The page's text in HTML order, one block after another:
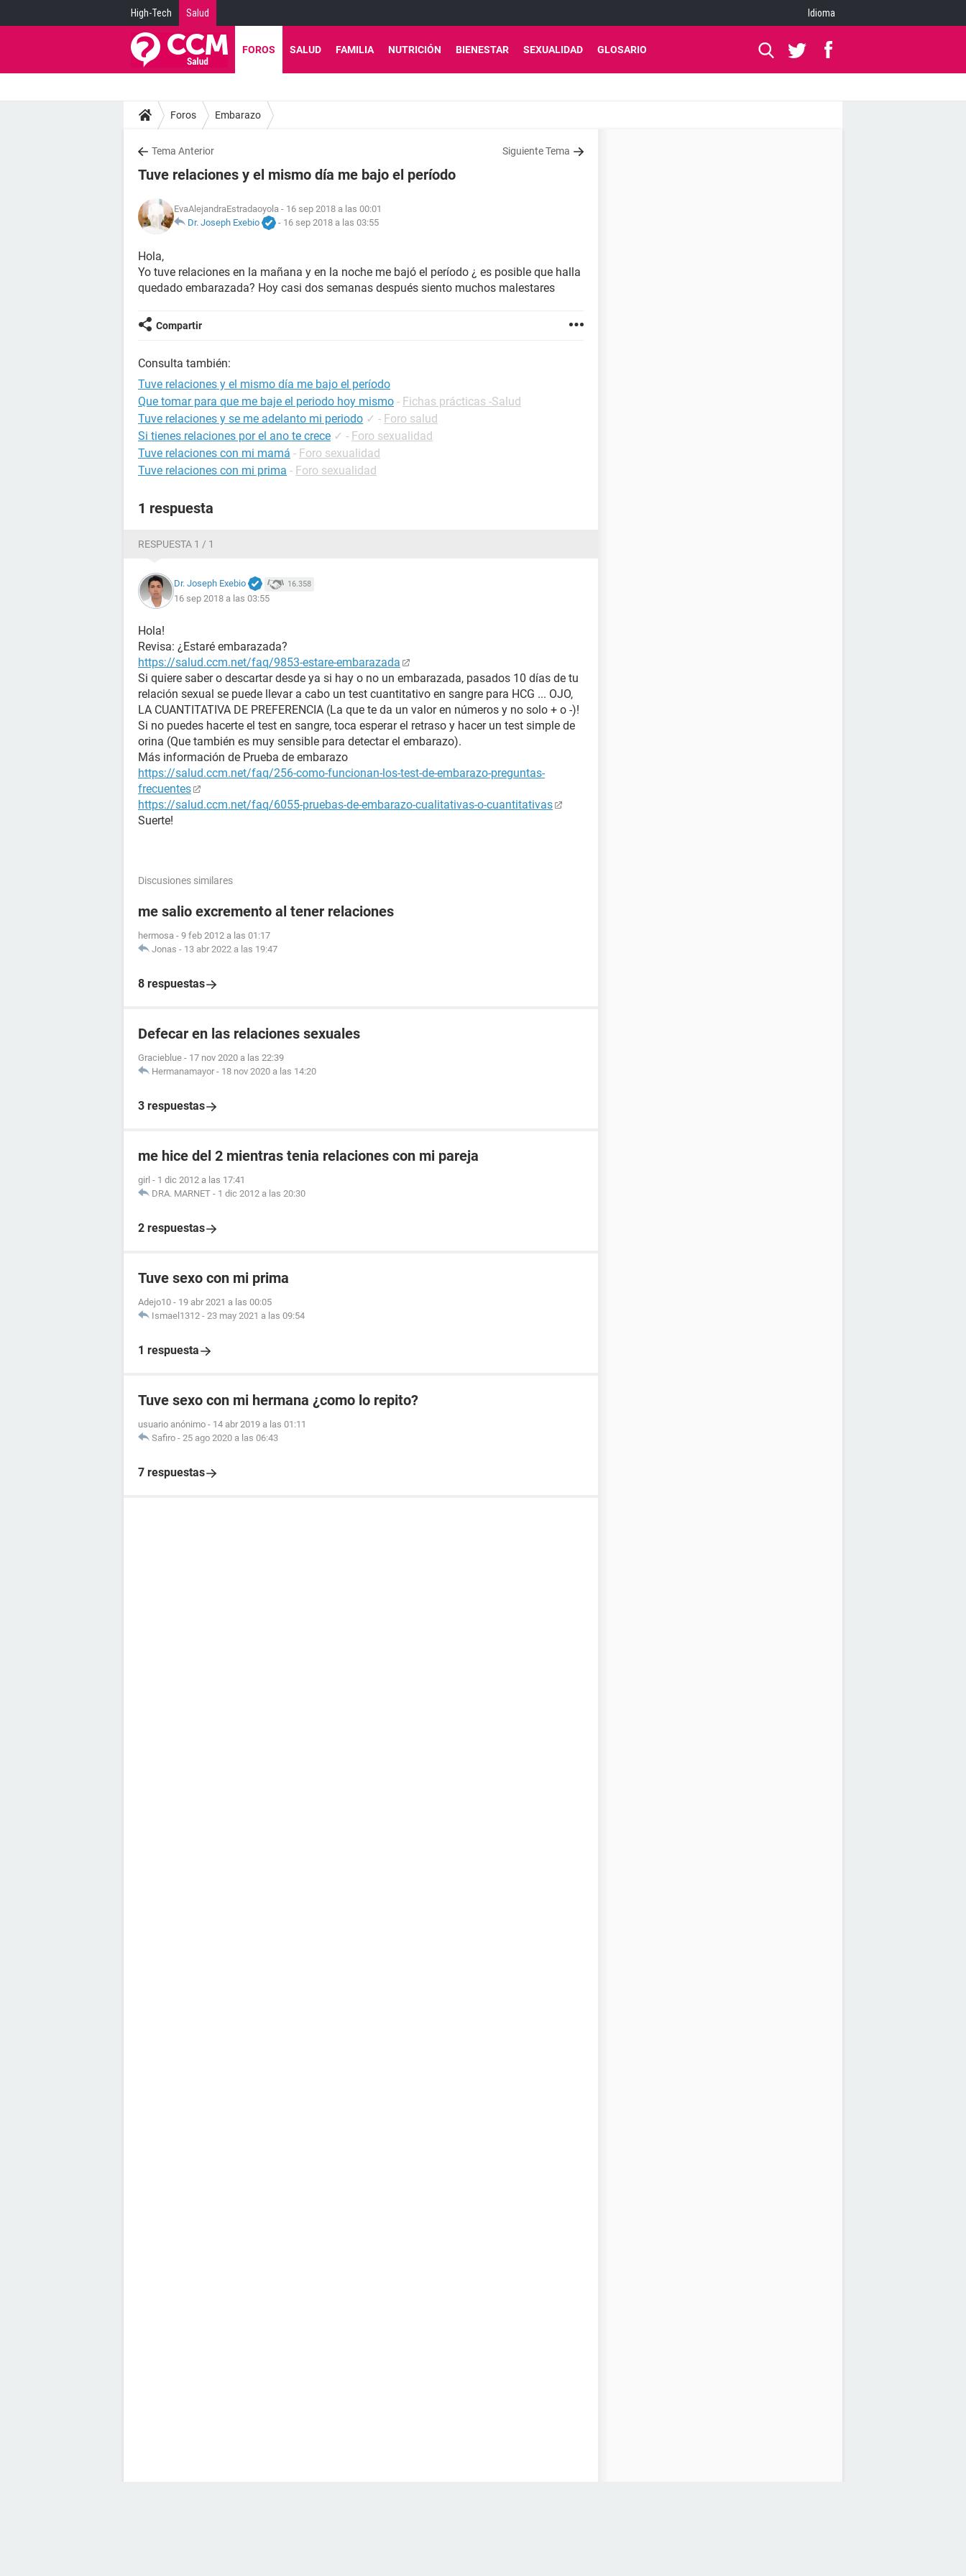
High-Tech Salud Idioma
FOROS SALUD FAMILIA NUTRICIÓN BIENESTAR SEXUALIDAD GLOSARIO
Foros Embarazo
Tema Anterior Siguiente Tema
Tuve relaciones y el mismo día me bajo el período
EvaAlejandraEstradaoyola - 16 sep 2018 a las 00:01
Dr. Joseph Exebio
- 16 sep 2018 a las 03:55
Hola,
Yo tuve relaciones en la mañana y en la noche me bajó el período ¿ es posible que halla
quedado embarazada? Hoy casi dos semanas después siento muchos malestares
Compartir
Consulta también:
Tuve relaciones y el mismo día me bajo el período
Que tomar para que me baje el periodo hoy mismo - Fichas prácticas -Salud
Tuve relaciones y se me adelanto mi periodo ✓ - Foro salud
Si tienes relaciones por el ano te crece ✓ - Foro sexualidad
Tuve relaciones con mi mamá - Foro sexualidad
Tuve relaciones con mi prima - Foro sexualidad
1 respuesta
RESPUESTA 1 / 1
Dr. Joseph Exebio 16.358
16 sep 2018 a las 03:55
Hola!
Revisa: ¿Estaré embarazada?
https://salud.ccm.net/faq/9853-estare-embarazada
Si quiere saber o descartar desde ya si hay o no un embarazada, pasados 10 días de tu
relación sexual se puede llevar a cabo un test cuantitativo en sangre para HCG ... OJO,
LA CUANTITATIVA DE PREFERENCIA (La que te da un valor en números y no solo + o -)!
Si no puedes hacerte el test en sangre, toca esperar el retraso y hacer un test simple de
orina (Que también es muy sensible para detectar el embarazo).
Más información de Prueba de embarazo
https://salud.ccm.net/faq/256-como-funcionan-los-test-de-embarazo-preguntas-
frecuentes
https://salud.ccm.net/faq/6055-pruebas-de-embarazo-cualitativas-o-cuantitativas
Suerte!
Discusiones similares
me salio excremento al tener relaciones
hermosa - 9 feb 2012 a las 01:17
Jonas - 13 abr 2022 a las 19:47
8 respuestas
Defecar en las relaciones sexuales
Gracieblue - 17 nov 2020 a las 22:39
Hermanamayor - 18 nov 2020 a las 14:20
3 respuestas
me hice del 2 mientras tenia relaciones con mi pareja
girl - 1 dic 2012 a las 17:41
DRA. MARNET - 1 dic 2012 a las 20:30
2 respuestas
Tuve sexo con mi prima
Adejo10 - 19 abr 2021 a las 00:05
Ismael1312 - 23 may 2021 a las 09:54
1 respuesta
Tuve sexo con mi hermana ¿como lo repito?
usuario anónimo - 14 abr 2019 a las 01:11
Safiro - 25 ago 2020 a las 06:43
7 respuestas